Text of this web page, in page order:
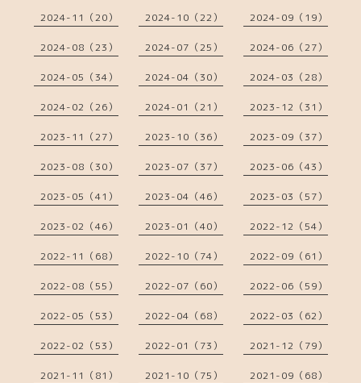
2024-11（20） 2024-10（22） 2024-09（19）
2024-08（23） 2024-07（25） 2024-06（27）
2024-05（34） 2024-04（30） 2024-03（28）
2024-02（26） 2024-01（21） 2023-12（31）
2023-11（27） 2023-10（36） 2023-09（37）
2023-08（30） 2023-07（37） 2023-06（43）
2023-05（41） 2023-04（46） 2023-03（57）
2023-02（46） 2023-01（40） 2022-12（54）
2022-11（68） 2022-10（74） 2022-09（61）
2022-08（55） 2022-07（60） 2022-06（59）
2022-05（53） 2022-04（68） 2022-03（62）
2022-02（53） 2022-01（73） 2021-12（79）
2021-11（81） 2021-10（75） 2021-09（68）